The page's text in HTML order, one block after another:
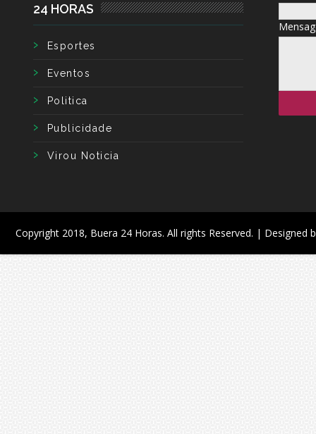
24 HORAS
Esportes
Eventos
Politica
Publicidade
Virou Noticia
Copyright 2018, Buera 24 Horas. All rights Reserved. | Designed